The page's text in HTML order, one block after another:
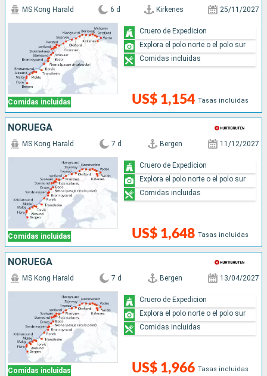
Comidas incluidas
MS Kong Harald 6 d Kirkenes 25/11/2027
US$ 1,154 Tasas incluidas
Cruero de Expedicion
Explora el polo norte o el polo sur
Comidas incluidas
NORUEGA
Comidas incluidas
MS Kong Harald 7 d Bergen 11/12/2027
US$ 1,648 Tasas incluidas
Cruero de Expedicion
Explora el polo norte o el polo sur
Comidas incluidas
NORUEGA
Comidas incluidas
MS Kong Harald 7 d Bergen 13/04/2027
US$ 1,966 Tasas incluidas
Cruero de Expedicion
Explora el polo norte o el polo sur
Comidas incluidas